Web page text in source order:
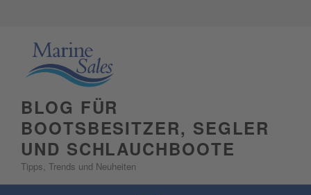
BLOG FÜR
BOOTSBESITZER, SEGLER
UND SCHLAUCHBOOTE
Tipps, Trends und Neuheiten